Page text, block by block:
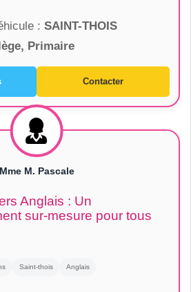
: SAINT-THOIS
Primaire
Contacter
Mme M. Pascale
Anglais : Un
sur-mesure pour tous
Saint-thois Anglais